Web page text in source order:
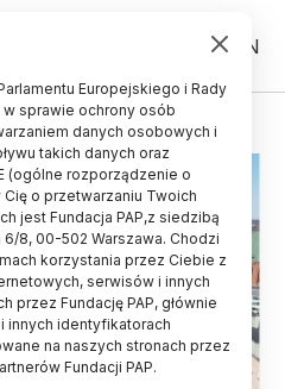
PL EN
MEDYCZNY
Europejskiego i Rady
w sprawie ochrony osób
danych osobowych i
takich danych oraz
(ogólne rozporządzenie o
o przetwarzaniu Twoich
jest Fundacja PAP,z siedzibą
8, 00-502 Warszawa. Chodzi
korzystania przez Ciebie z
serwisów i innych
przez Fundację PAP, głównie
innych identyfikatorach
na naszych stronach przez
Fundacji PAP.